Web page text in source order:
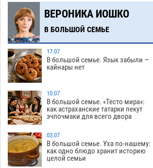
18:00
Завтра астраханцы проведут день в
режиме экстремальной температурной
нагрузки
17:09
Астраханский котлован с мусором
угрожает плодородию Харабалинского
района
16:24
Игорь Редькин проинспектировал
коммунальную готовность
астраханского земельного массива
для льготников
07.08
15:28
Тяга к сверхскоростям обошлась
астраханской логистической
компании в 400 тысяч рублей
ВЕРОНИКА ИОШКО
В БОЛЬШОЙ СЕМЬЕ
17.07
В большой семье. Язык забыли —
кайнары нет
10.07
В большой семье. «Тесто мира»:
как астраханские татарки пекут
эчпочмаки для всего двора
03.07
В большой семье. Уха по-нашему:
как одно блюдо хранит историю
целой семьи